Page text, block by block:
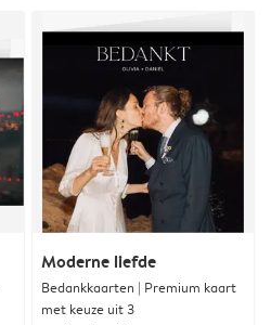
Moderne liefde
Bedankkaarten | Premium kaart
met keuze uit 3